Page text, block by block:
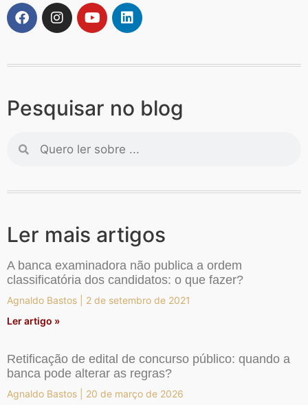
Pesquisar no blog
Ler mais artigos
A banca examinadora não publica a ordem
classificatória dos candidatos: o que fazer?
Agnaldo Bastos
2 de setembro de 2021
Ler artigo »
Retificação de edital de concurso público: quando a
banca pode alterar as regras?
Agnaldo Bastos
20 de março de 2026